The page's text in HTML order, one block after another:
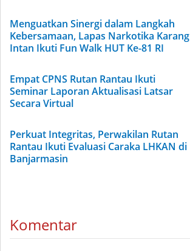
Menguatkan Sinergi dalam Langkah
Kebersamaan, Lapas Narkotika Karang
Intan Ikuti Fun Walk HUT Ke-81 RI
Empat CPNS Rutan Rantau Ikuti
Seminar Laporan Aktualisasi Latsar
Secara Virtual
Perkuat Integritas, Perwakilan Rutan
Rantau Ikuti Evaluasi Caraka LHKAN di
Banjarmasin
Komentar